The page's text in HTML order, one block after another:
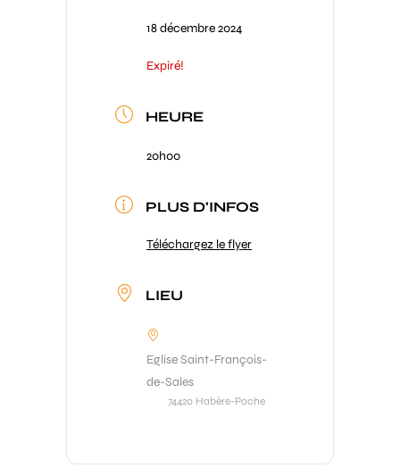
18 décembre 2024
Expiré!
HEURE
20h00
PLUS D'INFOS
Téléchargez le flyer
LIEU
Eglise Saint-François-
de-Sales
74420 Habère-Poche